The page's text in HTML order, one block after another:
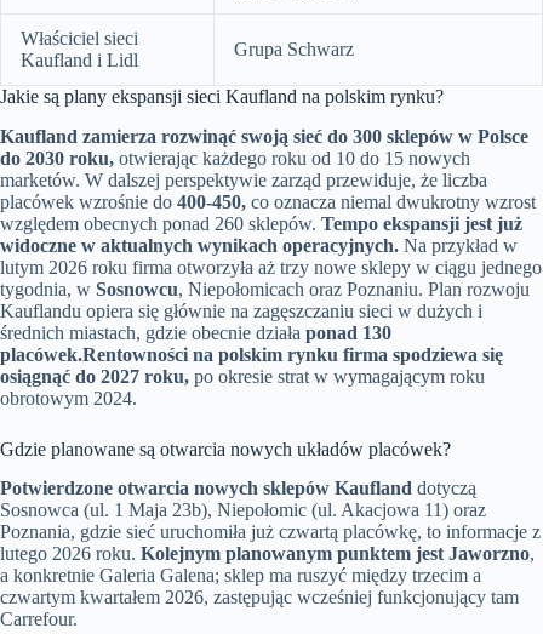
Właściciel sieci
Kaufland i Lidl
Grupa Schwarz
Jakie są plany ekspansji sieci Kaufland na polskim rynku?
Kaufland zamierza rozwinąć swoją sieć do 300 sklepów w Polsce
do 2030 roku, otwierając każdego roku od 10 do 15 nowych
marketów. W dalszej perspektywie zarząd przewiduje, że liczba
placówek wzrośnie do 400-450, co oznacza niemal dwukrotny wzrost
względem obecnych ponad 260 sklepów. Tempo ekspansji jest już
widoczne w aktualnych wynikach operacyjnych. Na przykład w
lutym 2026 roku firma otworzyła aż trzy nowe sklepy w ciągu jednego
tygodnia, w Sosnowcu, Niepołomicach oraz Poznaniu. Plan rozwoju
Kauflandu opiera się głównie na zagęszczaniu sieci w dużych i
średnich miastach, gdzie obecnie działa ponad 130
placówek.Rentowności na polskim rynku firma spodziewa się
osiągnąć do 2027 roku, po okresie strat w wymagającym roku
obrotowym 2024.
Gdzie planowane są otwarcia nowych układów placówek?
Potwierdzone otwarcia nowych sklepów Kaufland dotyczą
Sosnowca (ul. 1 Maja 23b), Niepołomic (ul. Akacjowa 11) oraz
Poznania, gdzie sieć uruchomiła już czwartą placówkę, to informacje z
lutego 2026 roku. Kolejnym planowanym punktem jest Jaworzno,
a konkretnie Galeria Galena; sklep ma ruszyć między trzecim a
czwartym kwartałem 2026, zastępując wcześniej funkcjonujący tam
Carrefour.